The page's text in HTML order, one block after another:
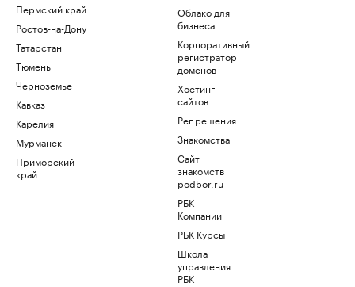
Пермский край
Ростов-на-Дону
Татарстан
Тюмень
Черноземье
Кавказ
Карелия
Мурманск
Приморский
край
Облако для
бизнеса
Корпоративный
регистратор
доменов
Хостинг
сайтов
Рег.решения
Знакомства
Сайт
знакомств
podbor.ru
РБК
Компании
РБК Курсы
Школа
управления
РБК